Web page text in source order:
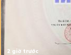
2 giờ trước